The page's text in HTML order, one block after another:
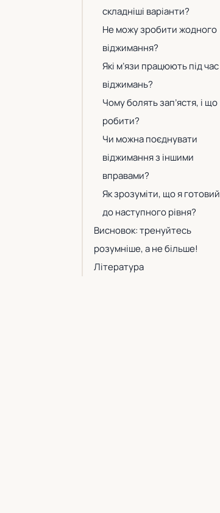
складніші варіанти?
Не можу зробити жодного
віджимання?
Які м’язи працюють під час
віджимань?
Чому болять зап’ястя, і що
робити?
Чи можна поєднувати
віджимання з іншими
вправами?
Як зрозуміти, що я готовий
до наступного рівня?
Висновок: тренуйтесь
розумніше, а не більше!
Література